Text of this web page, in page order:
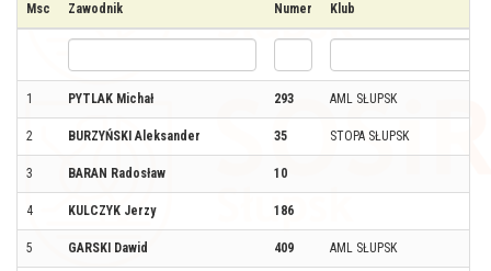
Msc Zawodnik Numer Klub
1 PYTLAK Michał 293 AML SŁUPSK
2 BURZYŃSKI Aleksander 35 STOPA SŁUPSK
3 BARAN Radosław 10
4 KULCZYK Jerzy 186
5 GARSKI Dawid 409 AML SŁUPSK